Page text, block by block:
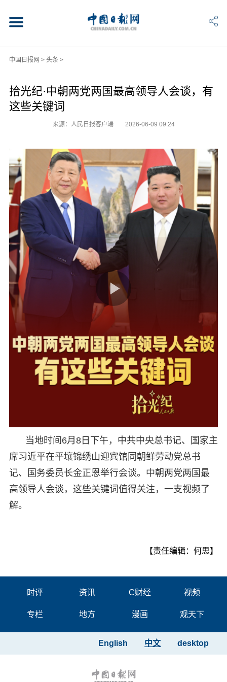
中国日报网 > 头条>
拾光纪·中朝两党两国最高领导人会谈，有
这些关键词
来源：人民日报客户端 2026-06-09 09:24
当地时间6月8日下午，中共中央总书记、国家主
席习近平在平壤锦绣山迎宾馆同朝鲜劳动党总书
记、国务委员长金正恩举行会谈。中朝两党两国最
高领导人会谈，这些关键词值得关注，一支视频了
解。
【责任编辑：何思】
时评 资讯 C财经 视频
专栏 地方 漫画 观天下
desktop
中文
English